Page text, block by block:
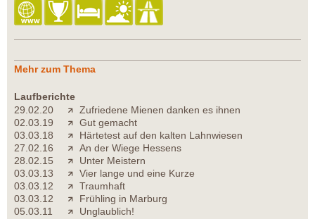
Mehr zum Thema
Laufberichte
29.02.20
Zufriedene Mienen danken es ihnen
02.03.19
Gut gemacht
03.03.18
Härtetest auf den kalten Lahnwiesen
27.02.16
An der Wiege Hessens
28.02.15
Unter Meistern
03.03.13
Vier lange und eine Kurze
03.03.12
Traumhaft
03.03.12
Frühling in Marburg
05.03.11
Unglaublich!